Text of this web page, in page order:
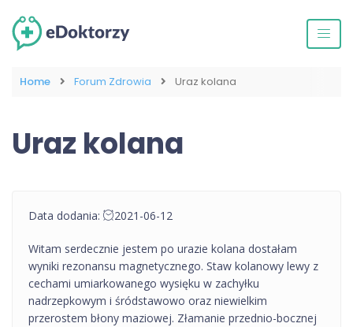
Home Forum Zdrowia Uraz kolana
Uraz kolana
Data dodania: 2021-06-12
Witam serdecznie jestem po urazie kolana dostałam
wyniki rezonansu magnetycznego. Staw kolanowy lewy z
cechami umiarkowanego wysięku w zachyłku
nadrzepkowym i śródstawowo oraz niewielkim
przerostem błony maziowej. Złamanie przednio-bocznej